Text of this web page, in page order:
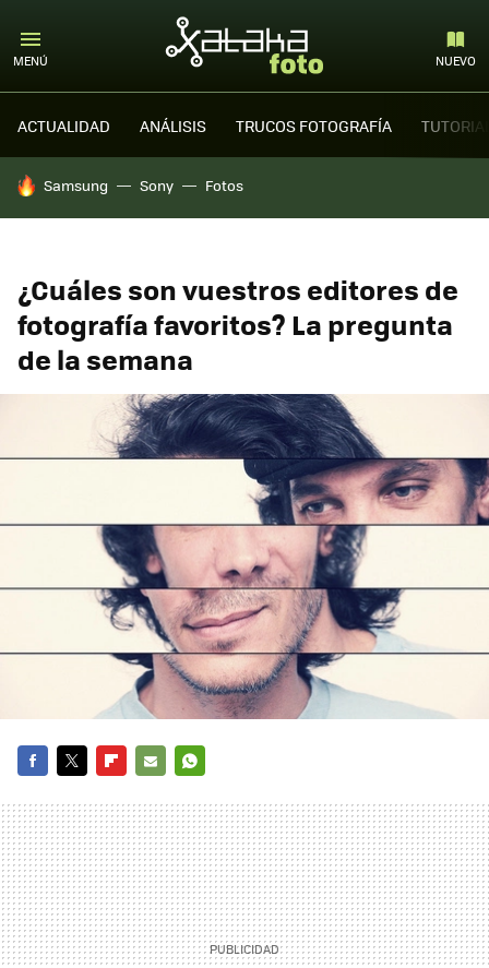
MENÚ NUEVO
ACTUALIDAD ANÁLISIS TRUCOS FOTOGRAFÍA
HOY SE HABLA DE
Samsung Sony Fotos
¿Cuáles son vuestros editores de
fotografía favoritos? La pregunta
de la semana
MAIL